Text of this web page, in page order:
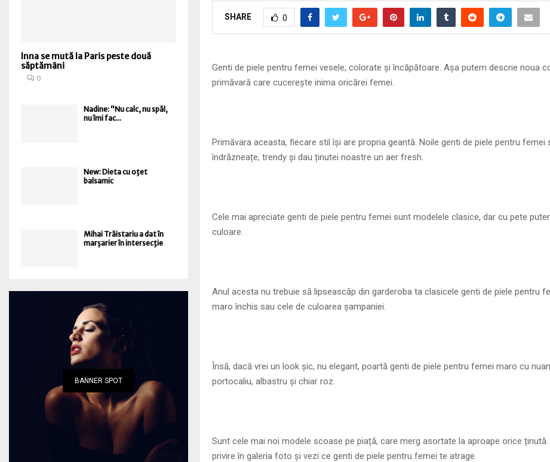
SHARE 0
Genti de piele pentru femei vesele, colorate și încăpătoare. Așa putem descrie noua
primăvară care cucerește inima oricărei femei.
Primăvara aceasta, fiecare stil își are propria geantă. Noile genti de piele pentru femei
îndrăzneațe, trendy și dau ținutei noastre un aer fresh.
Cele mai apreciate genti de piele pentru femei sunt modelele clasice, dar cu pete
culoare.
Anul acesta nu trebuie să lipseascăp din garderoba ta clasicele genti de piele pentru
maro închis sau cele de culoarea șampaniei.
Însă, dacă vrei un look șic, nu elegant, poartă genti de piele pentru femei maro cu
portocaliu, albastru și chiar roz.
Sunt cele mai noi modele scoase pe piață, care merg asortate la aproape orice
privire în galeria foto și vezi ce genti de piele pentru femei te atrage.
Inna se mută la Paris peste două
săptămâni
0
Nadine: “Nu calc, nu spăl,
nu îmi fac...
New: Dieta cu oţet
balsamic
Mihai Trăistariu a dat în
marşarier în intersecţie
BANNER SPOT